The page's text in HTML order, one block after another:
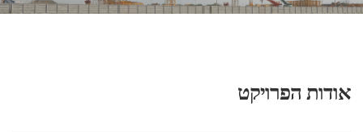
אודות הפרויקט